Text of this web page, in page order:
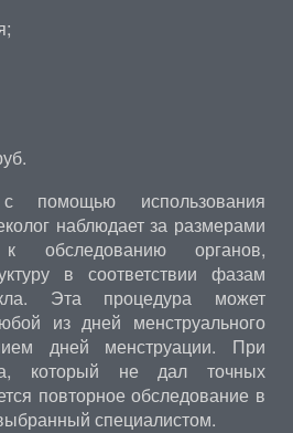
помощью использования
наблюдает за размерами
обследованию органов,
в соответствии фазам
Эта процедура может
из дней менструального
дней менструации. При
который не дал точных
повторное обследование в
специалистом.